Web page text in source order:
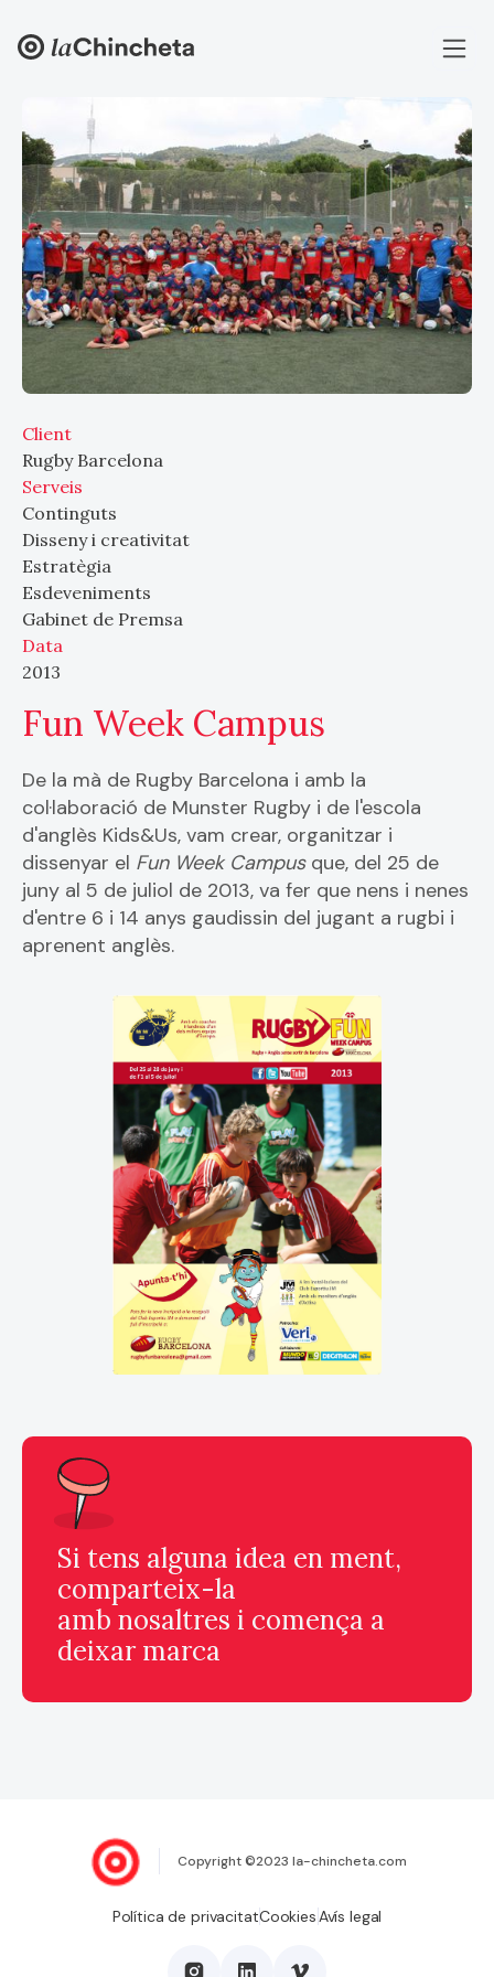
Client
Rugby Barcelona
Serveis
Continguts
Disseny i creativitat
Estratègia
Esdeveniments
Gabinet de Premsa
Data
2013
Fun Week Campus
De la mà de Rugby Barcelona i amb la
col·laboració de Munster Rugby i de l'escola
d'anglès Kids&Us, vam crear, organitzar i
dissenyar el Fun Week Campusque, del 25 de
juny al 5 de juliol de 2013, va fer que nens i nenes
d'entre 6 i 14 anys gaudissin del jugant a rugbi i
aprenent anglès.
Si tens alguna idea en ment,
comparteix-la
amb nosaltres i comença a
deixar marca
Copyright ©2023 la-chincheta.com
Política de privacitatCookiesAvís legal